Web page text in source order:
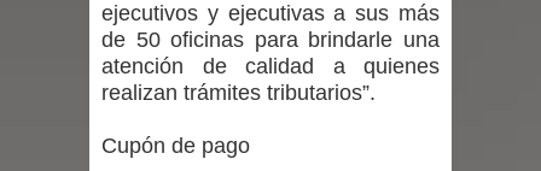
con nuevas pantallas interactivas del
Colegio El Boldo
Municipalidad de Curicó inició
ejecutivos y ejecutivas a sus más
de 50 oficinas para brindarle una
atención de calidad a quienes
realizan trámites tributarios”.
Cupón de pago